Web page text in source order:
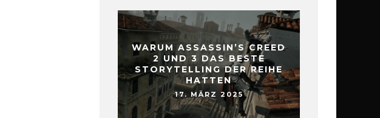
WARUM ASSASSIN’S CREED
2 UND 3 DAS BESTE
STORYTELLING DER REIHE
HATTEN
17. MÄRZ 2025